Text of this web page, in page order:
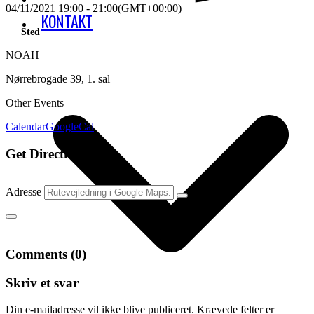
KONTAKT
04/11/2021 19:00 - 21:00(GMT+00:00)
Sted
NOAH
Nørrebrogade 39, 1. sal
Other Events
CalendarGoogleCal
Get Directions
Adresse
Comments (0)
Skriv et svar
Din e-mailadresse vil ikke blive publiceret. Krævede felter er